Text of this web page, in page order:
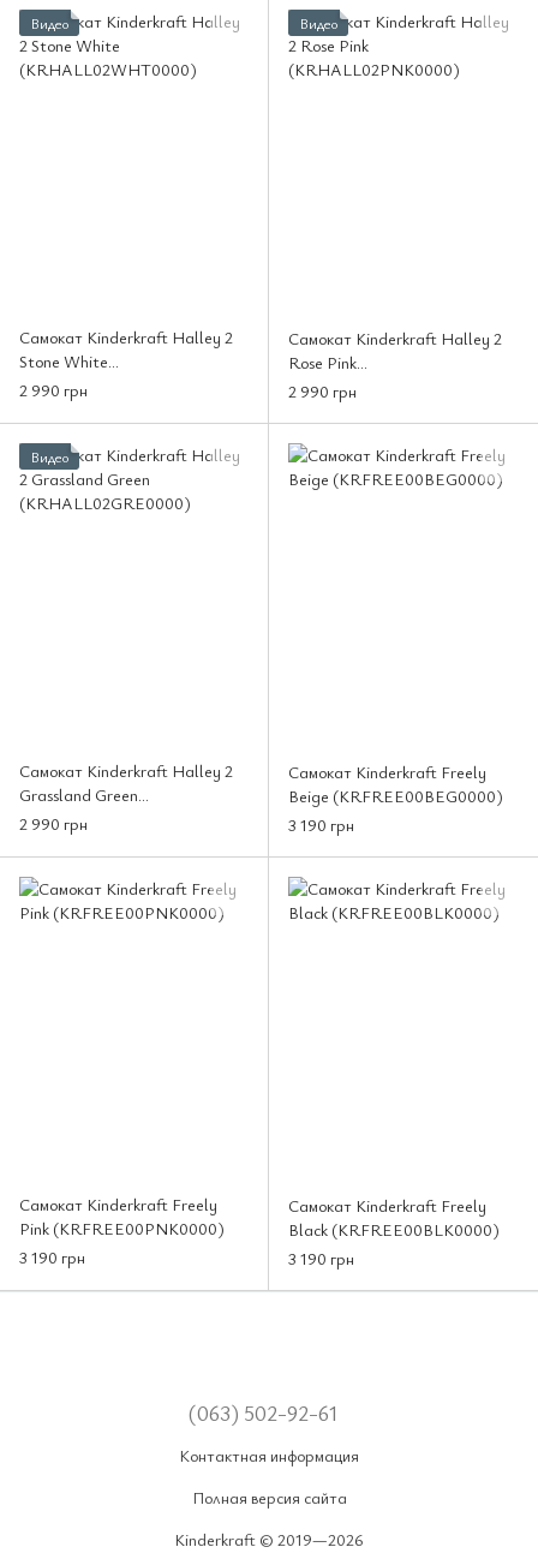
Видео
Самокат Kinderkraft Halley 2
Stone White
(KRHALL02WHT0000)
2 990 грн
Видео
Самокат Kinderkraft Halley 2
Rose Pink
(KRHALL02PNK0000)
2 990 грн
Видео
Самокат Kinderkraft Halley 2
Grassland Green
(KRHALL02GRE0000)
2 990 грн
Самокат Kinderkraft Freely
Beige (KRFREE00BEG0000)
3 190 грн
Самокат Kinderkraft Freely
Pink (KRFREE00PNK0000)
3 190 грн
Самокат Kinderkraft Freely
Black (KRFREE00BLK0000)
3 190 грн
(063) 502-92-61
Контактная информация
Полная версия сайта
Kinderkraft © 2019—2026